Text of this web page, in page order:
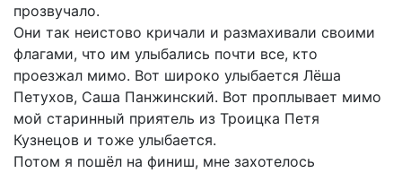
прозвучало.
Они так неистово кричали и размахивали своими
флагами, что им улыбались почти все, кто
проезжал мимо. Вот широко улыбается Лёша
Петухов, Саша Панжинский. Вот проплывает мимо
мой старинный приятель из Троицка Петя
Кузнецов и тоже улыбается.
Потом я пошёл на финиш, мне захотелось